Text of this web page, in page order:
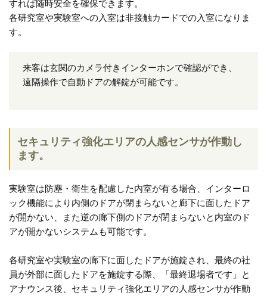
すれば随時安全を確保できます。
各研究室や実験室への入室は非接触カードでの入室になりま
す。
来客は玄関のカメラ付きインターホンで確認ができ、
遠隔操作で自動ドアの解錠が可能です。
セキュリティ強化エリアの人感センサが作動し
ます。
実験室は防塵・衛生を配慮した内室が有る場合、インターロ
ック機能により内側のドアが閉まらないと廊下に面したドア
が開かない、また逆の廊下側のドアが閉まらないと内室のド
アが開かないシステムも可能です。
各研究室や実験室の廊下に面したドアが施錠され、最終の社
員が外部に面したドアを施錠する際、「最終退場者です」と
アナウンス後、セキュリティ強化エリアの人感センサが作動